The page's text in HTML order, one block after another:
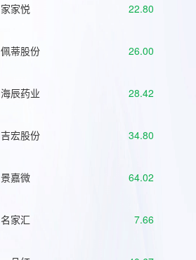
家家悦 22.80
佩蒂股份 26.00
海辰药业 28.42
吉宏股份 34.80
景嘉微 64.02
名家汇 7.66